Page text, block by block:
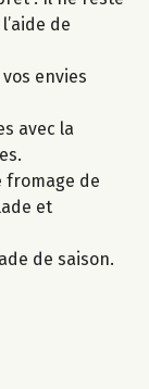
de
envies
avec la
fromage de
et
de saison.